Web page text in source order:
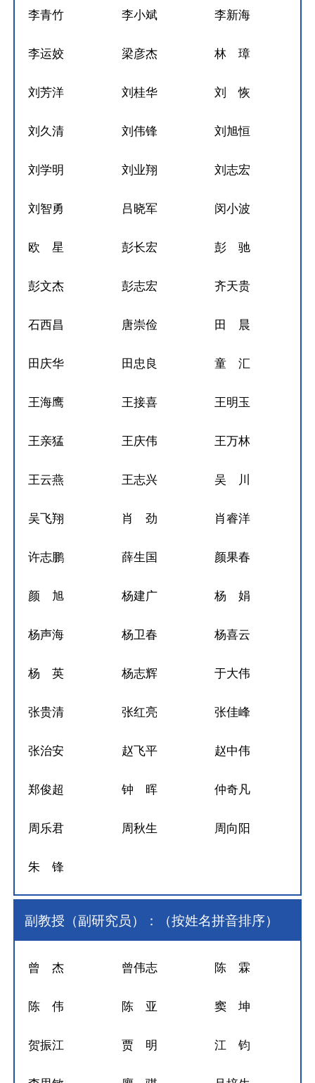
李青竹 李小斌 李新海
李运姣 梁彦杰 林 璋
刘芳洋 刘桂华 刘 恢
刘久清 刘伟锋 刘旭恒
刘学明 刘业翔 刘志宏
刘智勇 吕晓军 闵小波
欧 星 彭长宏 彭 驰
彭文杰 彭志宏 齐天贵
石西昌 唐崇俭 田 晨
田庆华 田忠良 童 汇
王海鹰 王接喜 王明玉
王亲猛 王庆伟 王万林
王云燕 王志兴 吴 川
吴飞翔 肖 劲 肖睿洋
许志鹏 薛生国 颜果春
颜 旭 杨建广 杨 娟
杨声海 杨卫春 杨喜云
杨 英 杨志辉 于大伟
张贵清 张红亮 张佳峰
张治安 赵飞平 赵中伟
郑俊超 钟 晖 仲奇凡
周乐君 周秋生 周向阳
朱 锋
副教授（副研究员）：（按姓名拼音排序）
曾 杰 曾伟志 陈 霖
陈 伟 陈 亚 窦 坤
贺振江 贾 明 江 钧